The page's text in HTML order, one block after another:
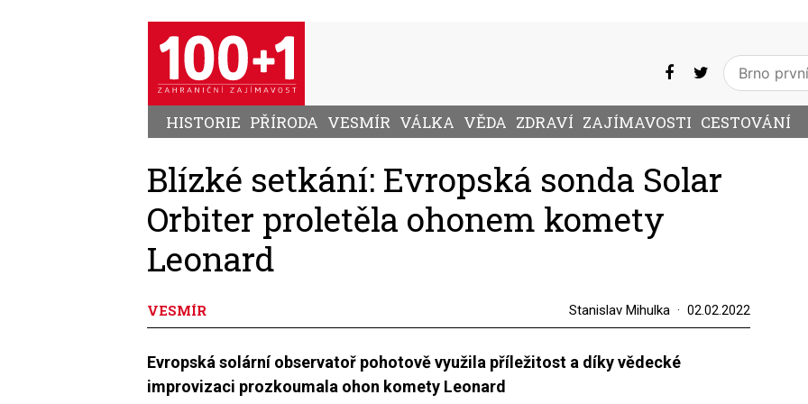
HISTORIE PŘÍRODA VESMÍR VÁLKA VĚDA ZDRAVÍ ZAJÍMAVOSTI CESTOVÁNÍ
Blízké setkání: Evropská sonda Solar
Orbiter proletěla ohonem komety
Leonard
VESMÍR Stanislav Mihulka 02.02.2022
Evropská solární observatoř pohotově využila příležitost a díky vědecké
improvizaci prozkoumala ohon komety Leonard